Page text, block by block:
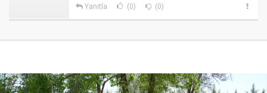
Yanıtla (0) (0)